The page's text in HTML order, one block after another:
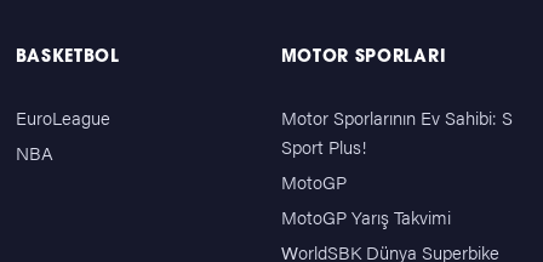
BASKETBOL
EuroLeague
NBA
MOTOR SPORLARI
Motor Sporlarının Ev Sahibi: S
Sport Plus!
MotoGP
MotoGP Yarış Takvimi
WorldSBK Dünya Superbike